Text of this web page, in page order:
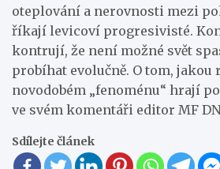
oteplování a nerovnosti mezi
říkají levicoví progresivisté.
kontrují, že není možné svět
probíhat evolučně. O tom, jakou
novodobém „fenoménu“ hrají
ve svém komentáři editor MF
Sdílejte článek